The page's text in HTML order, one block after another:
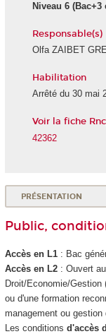
Niveau 6(Bac+3
Responsable(s)
Olfa ZAIBET
Habilitation
Arrêté du 30 mai
Voir la fiche
42362
PRÉSENTATION
Public,
Accès en L1: Bac
Accès en L2: Ouvert
Droit/Economie/
ou d'une formation
management ou gestion
Les conditions d'accès